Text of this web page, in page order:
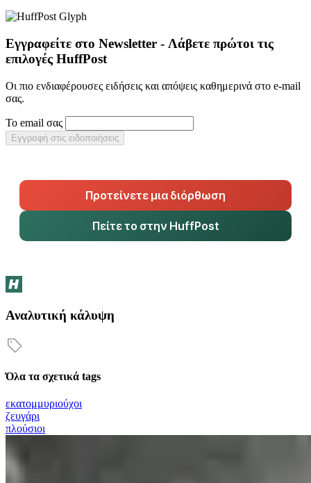
Εγγραφείτε στο Newsletter - Λάβετε πρώτοι τις
επιλογές HuffPost
Οι πιο ενδιαφέρουσες ειδήσεις και απόψεις καθημερινά στο e-mail
σας.
Το email σας
Εγγραφή στις ειδοποιήσεις
Προτείνετε μια διόρθωση
Πείτε το στην HuffPost
Αναλυτική κάλυψη
Όλα τα σχετικά tags
εκατομμυριούχοι
ζευγάρι
πλούσιοι